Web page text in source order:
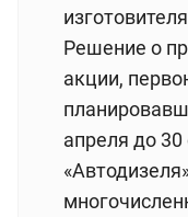
Решение о
акции,
апреля до 30